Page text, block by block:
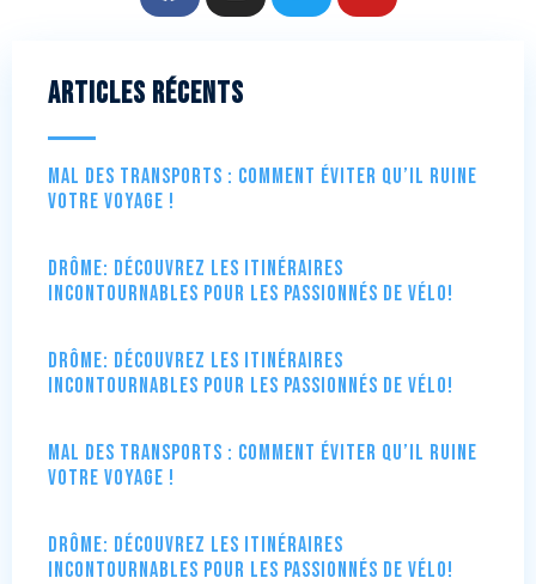
Articles récents
Mal des transports : comment éviter qu’il ruine
votre voyage !
Drôme: Découvrez les itinéraires
incontournables pour les passionnés de vélo!
Drôme: Découvrez les itinéraires
incontournables pour les passionnés de vélo!
Mal des transports : comment éviter qu’il ruine
votre voyage !
Drôme: Découvrez les itinéraires
incontournables pour les passionnés de vélo!